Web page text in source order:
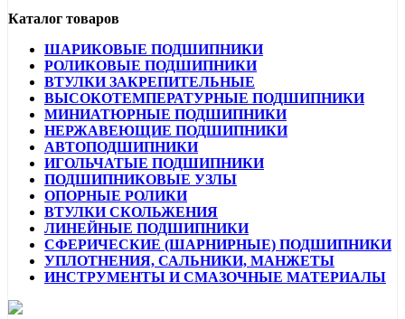
Каталог товаров
ШАРИКОВЫЕ ПОДШИПНИКИ
РОЛИКОВЫЕ ПОДШИПНИКИ
ВТУЛКИ ЗАКРЕПИТЕЛЬНЫЕ
ВЫСОКОТЕМПЕРАТУРНЫЕ ПОДШИПНИКИ
МИНИАТЮРНЫЕ ПОДШИПНИКИ
НЕРЖАВЕЮЩИЕ ПОДШИПНИКИ
АВТОПОДШИПНИКИ
ИГОЛЬЧАТЫЕ ПОДШИПНИКИ
ПОДШИПНИКОВЫЕ УЗЛЫ
ОПОРНЫЕ РОЛИКИ
ВТУЛКИ СКОЛЬЖЕНИЯ
ЛИНЕЙНЫЕ ПОДШИПНИКИ
СФЕРИЧЕСКИЕ (ШАРНИРНЫЕ) ПОДШИПНИКИ
УПЛОТНЕНИЯ, САЛЬНИКИ, МАНЖЕТЫ
ИНСТРУМЕНТЫ И СМАЗОЧНЫЕ МАТЕРИАЛЫ